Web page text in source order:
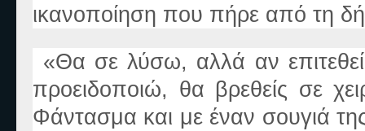
ικανοποίηση που πήρε από τη
«Θα σε λύσω, αλλά αν
προειδοποιώ, θα βρεθείς σε
Φάντασμα και με έναν σουγιά